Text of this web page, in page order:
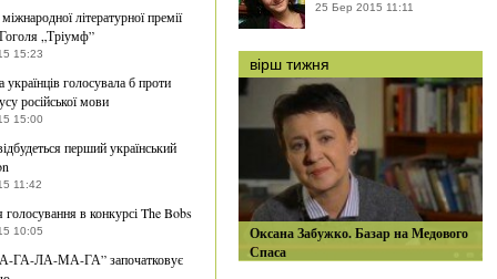
літературної премії
„Тріумф”
15:23
голосувала б проти
російської мови
15:00
перший український
11:42
в конкурсі The Bobs
10:05
ГА-ЛА-МА-ГА” започатковує
25 Бер 2015 11:11
вірш тижня
Оксана Забужко. Базар на Медового
Спаса